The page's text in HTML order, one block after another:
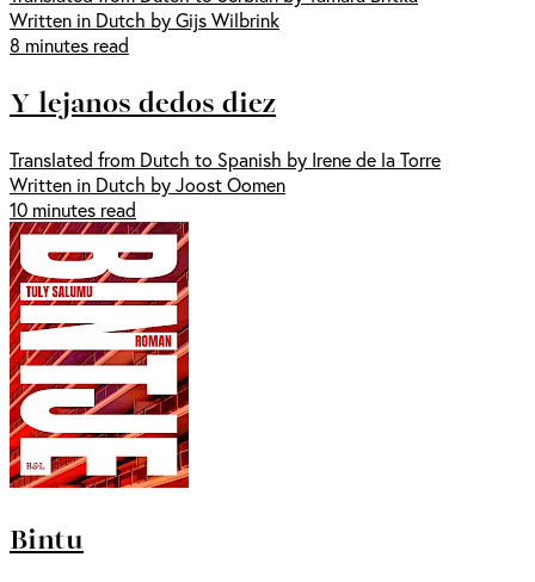
Written in Dutch by Gijs Wilbrink
8 minutes read
Y lejanos dedos diez
Translated from Dutch to Spanish by Irene de la Torre
Written in Dutch by Joost Oomen
10 minutes read
Bintu